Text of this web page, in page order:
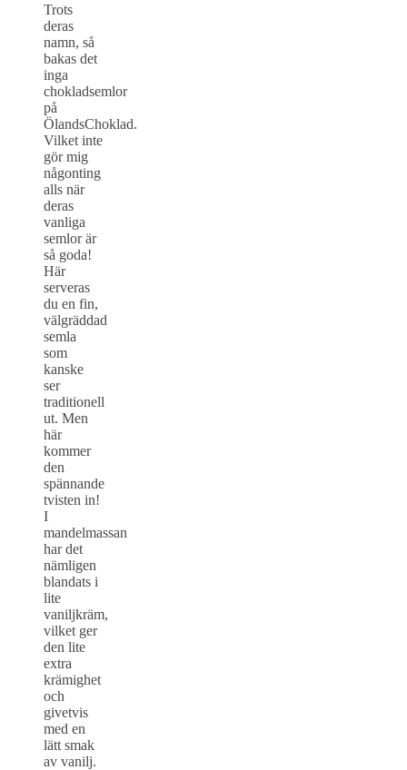
Trots
deras
namn, så
bakas det
inga
chokladsemlor
på
ÖlandsChoklad.
Vilket inte
gör mig
någonting
alls när
deras
vanliga
semlor är
så goda!
Här
serveras
du en fin,
välgräddad
semla
som
kanske
ser
traditionell
ut. Men
här
kommer
den
spännande
tvisten in!
I
mandelmassan
har det
nämligen
blandats i
lite
vaniljkräm,
vilket ger
den lite
extra
krämighet
och
givetvis
med en
lätt smak
av vanilj.